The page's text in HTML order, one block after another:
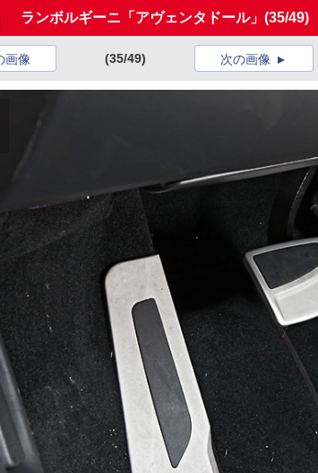
ランボルギーニ「アヴェンタドール」 (35/49)
画像 (35/49) 次の画像